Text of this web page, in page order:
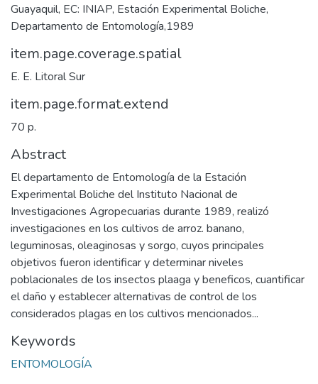
Guayaquil, EC: INIAP, Estación Experimental Boliche,
Departamento de Entomología,1989
item.page.coverage.spatial
E. E. Litoral Sur
item.page.format.extend
70 p.
Abstract
El departamento de Entomología de la Estación
Experimental Boliche del Instituto Nacional de
Investigaciones Agropecuarias durante 1989, realizó
investigaciones en los cultivos de arroz. banano,
leguminosas, oleaginosas y sorgo, cuyos principales
objetivos fueron identificar y determinar niveles
poblacionales de los insectos plaaga y beneficos, cuantificar
el daño y establecer alternativas de control de los
considerados plagas en los cultivos mencionados...
Keywords
ENTOMOLOGÍA